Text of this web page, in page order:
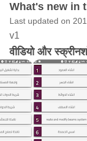
What's new in
Last updated on
v1
वीडियो और